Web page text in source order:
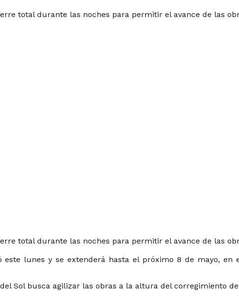
total durante las noches para permitir el avance de las
total durante las noches para permitir el avance de las
este lunes y se extenderá hasta el próximo 8 de mayo,
Sol busca agilizar las obras a la altura del corregimiento